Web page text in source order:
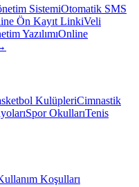
SistemiOtomatik SMS
Ön Kayıt LinkiVeli
YazılımıOnline
KulüpleriCimnastik
Spor OkullarıTenis
Koşulları